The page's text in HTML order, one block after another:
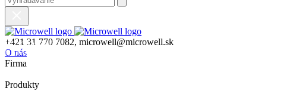
VEĽKOOBCHOD,
NAJVÄČŠÍ PREDAJCA klimatizačnej techniky zn LG a Midea
+421 31 770 7082, microwell@microwell.sk
O nás
Firma
Produkty